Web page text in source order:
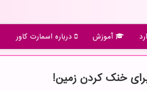
آموزش درباره اسمارت كاور
برای خنک کردن زمین!